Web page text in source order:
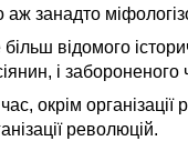
аж занадто
відомого
і забороненого
окрім
революцій.